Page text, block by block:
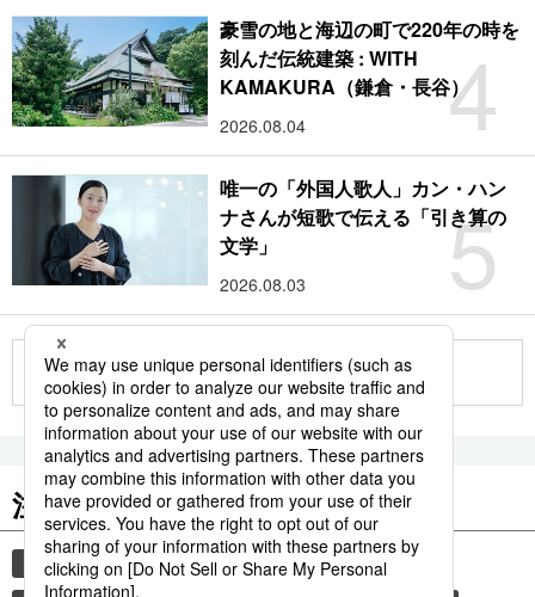
4
豪雪の地と海辺の町で220年の時を
刻んだ伝統建築 : WITH
KAMAKURA（鎌倉・長谷）
2026.08.04
5
唯一の「外国人歌人」カン・ハン
ナさんが短歌で伝える「引き算の
文学」
2026.08.03
もっと見る
注目のキーワード
共同通信ニュース 国民栄誉賞
イチロー